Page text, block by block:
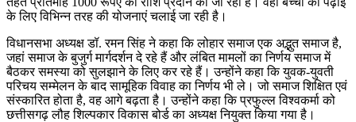
के लिए विभिन्न तरह की योजनाएं चलाई जा रही है।
विधानसभा अध्यक्ष डॉ. रमन सिंह ने कहा कि लोहार समाज एक अद्भुत समाज है,
जहां समाज के बुजुर्ग मार्गदर्शन दे रहे हैं और लंबित मामलों का निर्णय समाज में
बैठकर समस्या को सुलझाने के लिए कर रहे हैं। उन्होंने कहा कि युवक-युवती
परिचय सम्मेलन के बाद सामूहिक विवाह का निर्णय भी ले। जो समाज शिक्षित एवं
संस्कारित होता है, वह आगे बढ़ता है। उन्होंने कहा कि प्रफुल्ल विश्वकर्मा को
छत्तीसगढ़ लौह शिल्पकार विकास बोर्ड का अध्यक्ष नियुक्त किया गया है।